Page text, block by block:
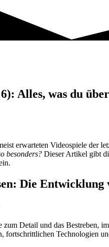
Alles, was du
erwarteten Videospiele der
besonders? Dieser Artikel gibt
Die Entwicklung
Detail und das Bestreben,
fortschrittlichen Technologien